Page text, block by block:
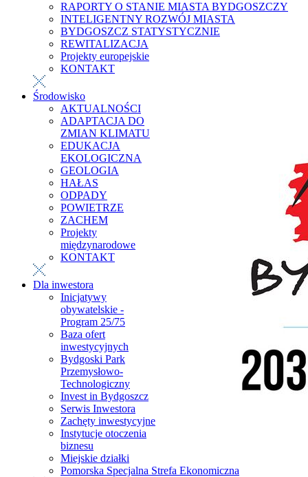
RAPORTY O STANIE MIASTA BYDGOSZCZY
INTELIGENTNY ROZWÓJ MIASTA
BYDGOSZCZ STATYSTYCZNIE
REWITALIZACJA
Projekty europejskie
KONTAKT
Środowisko
AKTUALNOŚCI
ADAPTACJA DO
ZMIAN KLIMATU
EDUKACJA
EKOLOGICZNA
GEOLOGIA
HAŁAS
ODPADY
POWIETRZE
ZACHEM
Projekty
międzynarodowe
KONTAKT
Dla inwestora
Inicjatywy
obywatelskie -
Program 25/75
Baza ofert
inwestycyjnych
Bydgoski Park
Przemysłowo-
Technologiczny
Invest in Bydgoszcz
Serwis Inwestora
Zachęty inwestycyjne
Instytucje otoczenia
biznesu
Miejskie działki
Pomorska Specjalna Strefa Ekonomiczna